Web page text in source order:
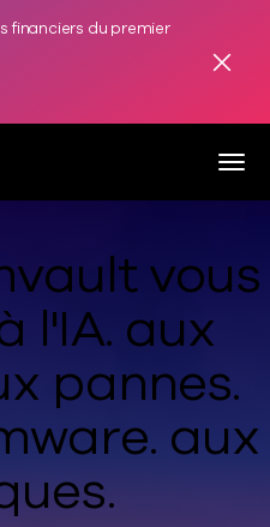
financiers du premier
vous
l'IA. aux
pannes.
aux